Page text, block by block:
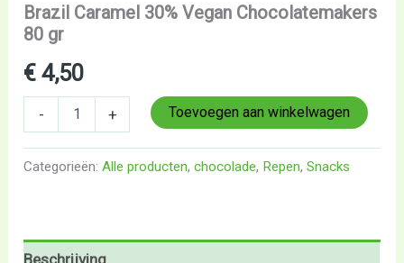
Brazil Caramel 30% Vegan Chocolatemakers
80 gr
€ 4,50
- + Toevoegen aan winkelwagen
Categorieën:Alle producten,chocolade, Repen,Snacks